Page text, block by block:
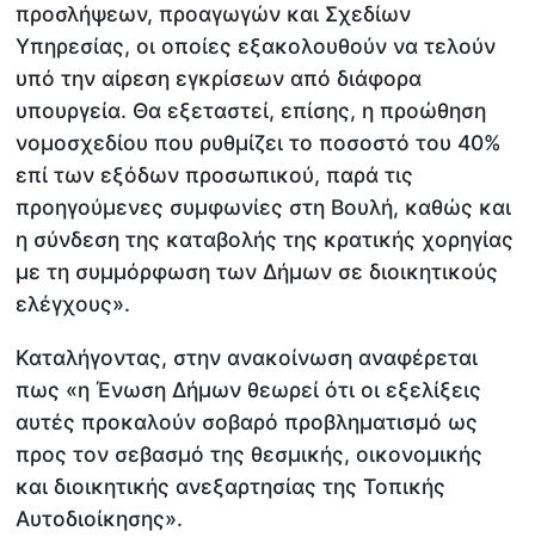
προσλήψεων, προαγωγών και Σχεδίων
Υπηρεσίας, οι οποίες εξακολουθούν να τελούν
υπό την αίρεση εγκρίσεων από διάφορα
υπουργεία. Θα εξεταστεί, επίσης, η προώθηση
νομοσχεδίου που ρυθμίζει το ποσοστό του 40%
επί των εξόδων προσωπικού, παρά τις
προηγούμενες συμφωνίες στη Βουλή, καθώς και
η σύνδεση της καταβολής της κρατικής χορηγίας
με τη συμμόρφωση των Δήμων σε διοικητικούς
ελέγχους».
Καταλήγοντας, στην ανακοίνωση αναφέρεται
πως «η Ένωση Δήμων θεωρεί ότι οι εξελίξεις
αυτές προκαλούν σοβαρό προβληματισμό ως
προς τον σεβασμό της θεσμικής, οικονομικής
και διοικητικής ανεξαρτησίας της Τοπικής
Αυτοδιοίκησης».